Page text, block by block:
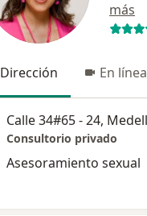
más
Dirección En línea
Consultorio privado
Asesoramiento sexual